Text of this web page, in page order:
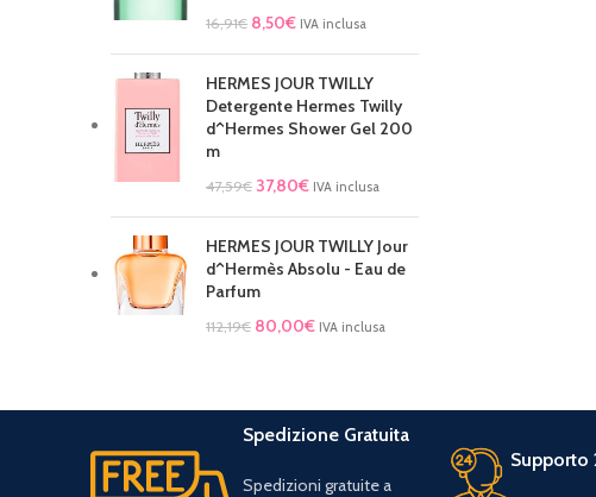
16,91€ 8,50€ IVA inclusa
HERMES JOUR TWILLY
Detergente Hermes Twilly
d^Hermes Shower Gel 200
m
47,59€ 37,80€ IVA inclusa
HERMES JOUR TWILLY Jour
d^Hermès Absolu - Eau de
Parfum
112,19€ 80,00€ IVA inclusa
Spedizione Gratuita
Spedizioni gratuite a
Supporto